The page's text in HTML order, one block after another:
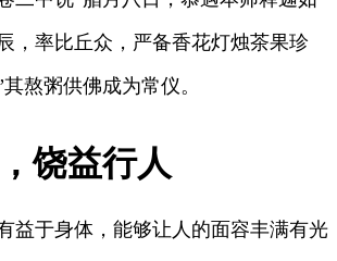
，率比丘众，严备香花灯烛茶果珍
熬粥供佛成为常仪。
饶益行人
益于身体，能够让人的面容丰满有光